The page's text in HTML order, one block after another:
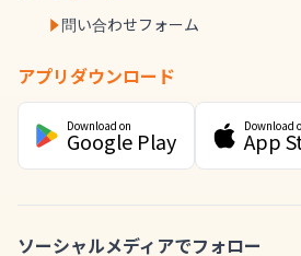
問い合わせフォーム
アプリダウンロード
Download on
Google Play
Download
App
ソーシャルメディアでフォロー